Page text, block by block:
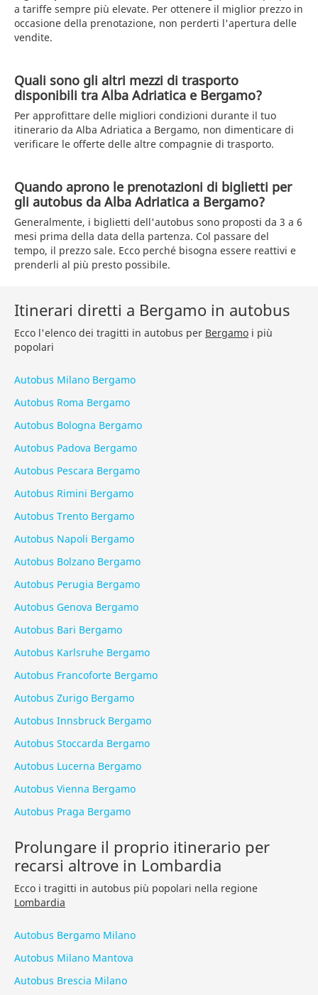
a tariffe sempre più elevate. Per ottenere il miglior prezzo in
occasione della prenotazione, non perderti l'apertura delle
vendite.
Quali sono gli altri mezzi di trasporto
disponibili tra Alba Adriatica e Bergamo?
Per approfittare delle migliori condizioni durante il tuo
itinerario da Alba Adriatica a Bergamo, non dimenticare di
verificare le offerte delle altre compagnie di trasporto.
Quando aprono le prenotazioni di biglietti per
gli autobus da Alba Adriatica a Bergamo?
Generalmente, i biglietti dell'autobus sono proposti da 3 a 6
mesi prima della data della partenza. Col passare del
tempo, il prezzo sale. Ecco perché bisogna essere reattivi e
prenderli al più presto possibile.
Itinerari diretti a Bergamo in autobus
Ecco l'elenco dei tragitti in autobus per Bergamo i più
popolari
Autobus Milano Bergamo
Autobus Roma Bergamo
Autobus Bologna Bergamo
Autobus Padova Bergamo
Autobus Pescara Bergamo
Autobus Rimini Bergamo
Autobus Trento Bergamo
Autobus Napoli Bergamo
Autobus Bolzano Bergamo
Autobus Perugia Bergamo
Autobus Genova Bergamo
Autobus Bari Bergamo
Autobus Karlsruhe Bergamo
Autobus Francoforte Bergamo
Autobus Zurigo Bergamo
Autobus Innsbruck Bergamo
Autobus Stoccarda Bergamo
Autobus Lucerna Bergamo
Autobus Vienna Bergamo
Autobus Praga Bergamo
Prolungare il proprio itinerario per
recarsi altrove in Lombardia
Ecco i tragitti in autobus più popolari nella regione
Lombardia
Autobus Bergamo Milano
Autobus Milano Mantova
Autobus Brescia Milano